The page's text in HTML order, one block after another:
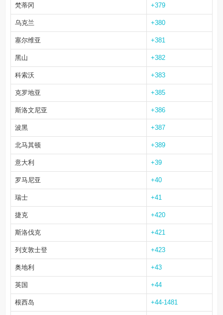
梵蒂冈 +379
乌克兰 +380
塞尔维亚 +381
黑山 +382
科索沃 +383
克罗地亚 +385
斯洛文尼亚 +386
波黑 +387
北马其顿 +389
意大利 +39
罗马尼亚 +40
瑞士 +41
捷克 +420
斯洛伐克 +421
列支敦士登 +423
奥地利 +43
英国 +44
根西岛 +44-1481